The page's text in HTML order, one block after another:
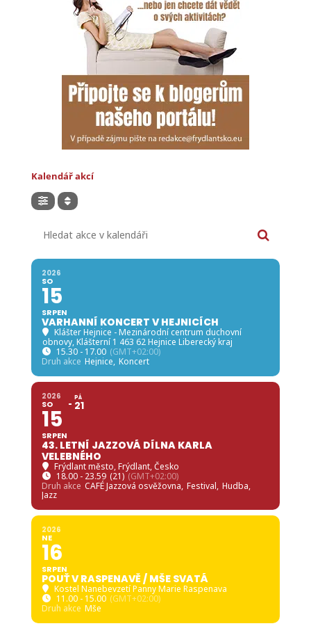
Kalendář akcí
2026
SO
15
SRPEN
VARHANNÍ KONCERT V HEJNICÍCH
Klášter Hejnice - Mezinárodní centrum duchovní
obnovy, Klášterní 1 463 62 Hejnice Liberecký kraj
15.30 - 17.00 (GMT+02:00)
Druh akce Hejnice, Koncert
2026
SO
15
SRPEN
PÁ
21
43. LETNÍ JAZZOVÁ DÍLNA KARLA
VELEBNÉHO
Frýdlant město, Frýdlant, Česko
18.00 - 23.59 (21) (GMT+02:00)
Druh akce CAFÉ Jazzová osvěžovna, Festival, Hudba,
Jazz
2026
NE
16
SRPEN
POUŤ V RASPENAVĚ / MŠE SVATÁ
Kostel Nanebevzetí Panny Marie Raspenava
11.00 - 15.00 (GMT+02:00)
Druh akce Mše